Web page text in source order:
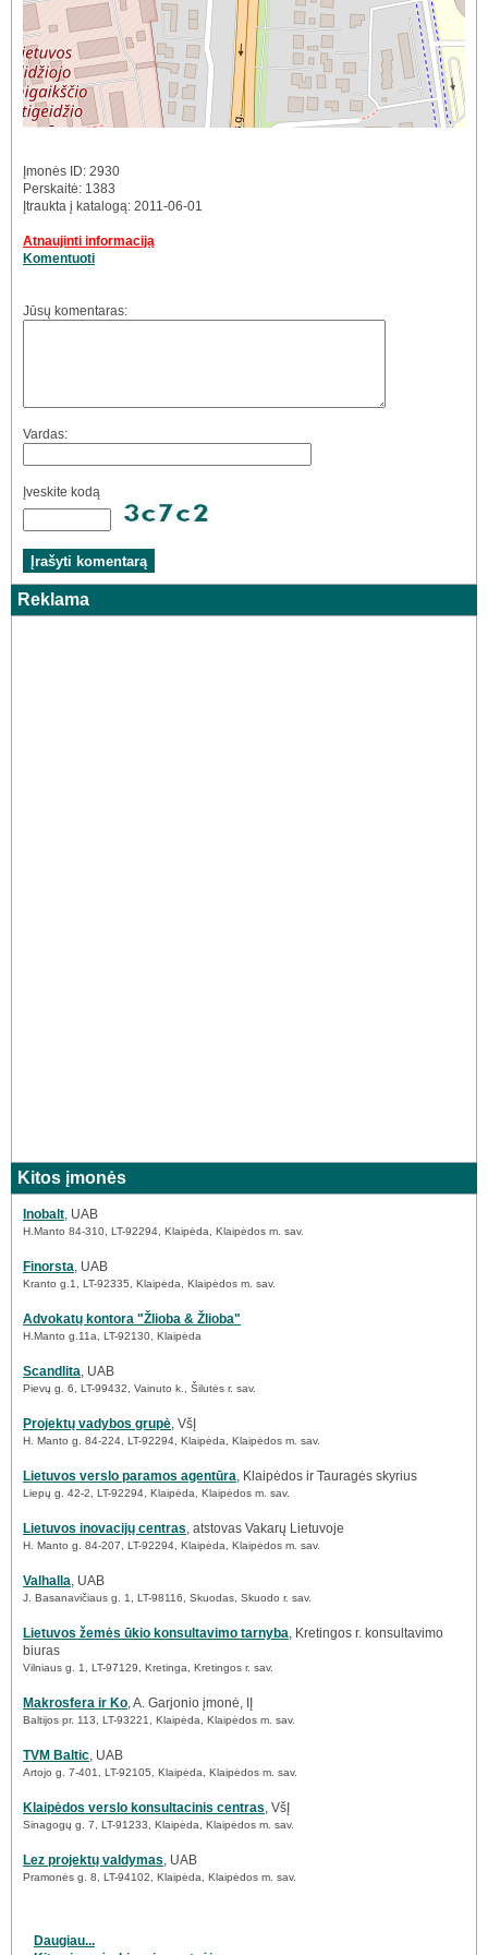
Įmonės ID: 2930
Perskaitė: 1383
Įtraukta į katalogą: 2011-06-01
Atnaujinti informaciją
Komentuoti
Jūsų komentaras:
Vardas:
Įveskite kodą
Reklama
Kitos įmonės
Inobalt, UAB
H.Manto 84-310, LT-92294, Klaipėda, Klaipėdos m. sav.
Finorsta, UAB
Kranto g.1, LT-92335, Klaipėda, Klaipėdos m. sav.
Advokatų kontora "Žlioba & Žlioba"
H.Manto g.11a, LT-92130, Klaipėda
Scandlita, UAB
Pievų g. 6, LT-99432, Vainuto k., Šilutės r. sav.
Projektų vadybos grupė, VšĮ
H. Manto g. 84-224, LT-92294, Klaipėda, Klaipėdos m. sav.
Lietuvos verslo paramos agentūra, Klaipėdos ir Tauragės skyrius
Liepų g. 42-2, LT-92294, Klaipėda, Klaipėdos m. sav.
Lietuvos inovacijų centras, atstovas Vakarų Lietuvoje
H. Manto g. 84-207, LT-92294, Klaipėda, Klaipėdos m. sav.
Valhalla, UAB
J. Basanavičiaus g. 1, LT-98116, Skuodas, Skuodo r. sav.
Lietuvos žemės ūkio konsultavimo tarnyba, Kretingos r. konsultavimo
biuras
Vilniaus g. 1, LT-97129, Kretinga, Kretingos r. sav.
Makrosfera ir Ko, A. Garjonio įmonė, IĮ
Baltijos pr. 113, LT-93221, Klaipėda, Klaipėdos m. sav.
TVM Baltic, UAB
Artojo g. 7-401, LT-92105, Klaipėda, Klaipėdos m. sav.
Klaipėdos verslo konsultacinis centras, VšĮ
Sinagogų g. 7, LT-91233, Klaipėda, Klaipėdos m. sav.
Lez projektų valdymas, UAB
Pramonės g. 8, LT-94102, Klaipėda, Klaipėdos m. sav.
Daugiau...